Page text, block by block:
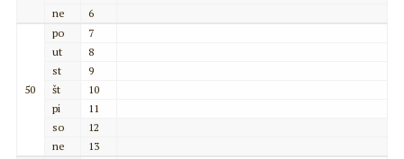
ne
6
50
po
7
ut
8
st
9
št
10
pi
11
so
12
ne
13